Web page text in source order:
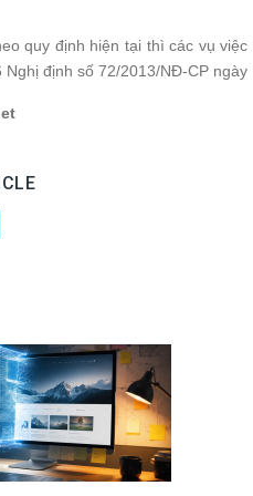
quy định hiện tại thì các vụ
định số 72/2013/NĐ-CP